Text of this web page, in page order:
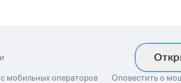
мобильных операторов
Оповестить о